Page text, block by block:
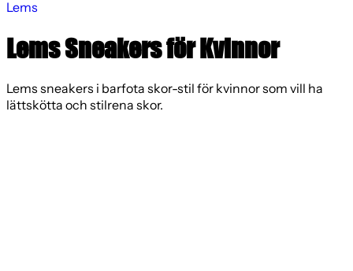
Lems
Lems Sneakers för Kvinnor
Lems sneakers i barfota skor-stil för kvinnor som vill ha
lättskötta och stilrena skor.